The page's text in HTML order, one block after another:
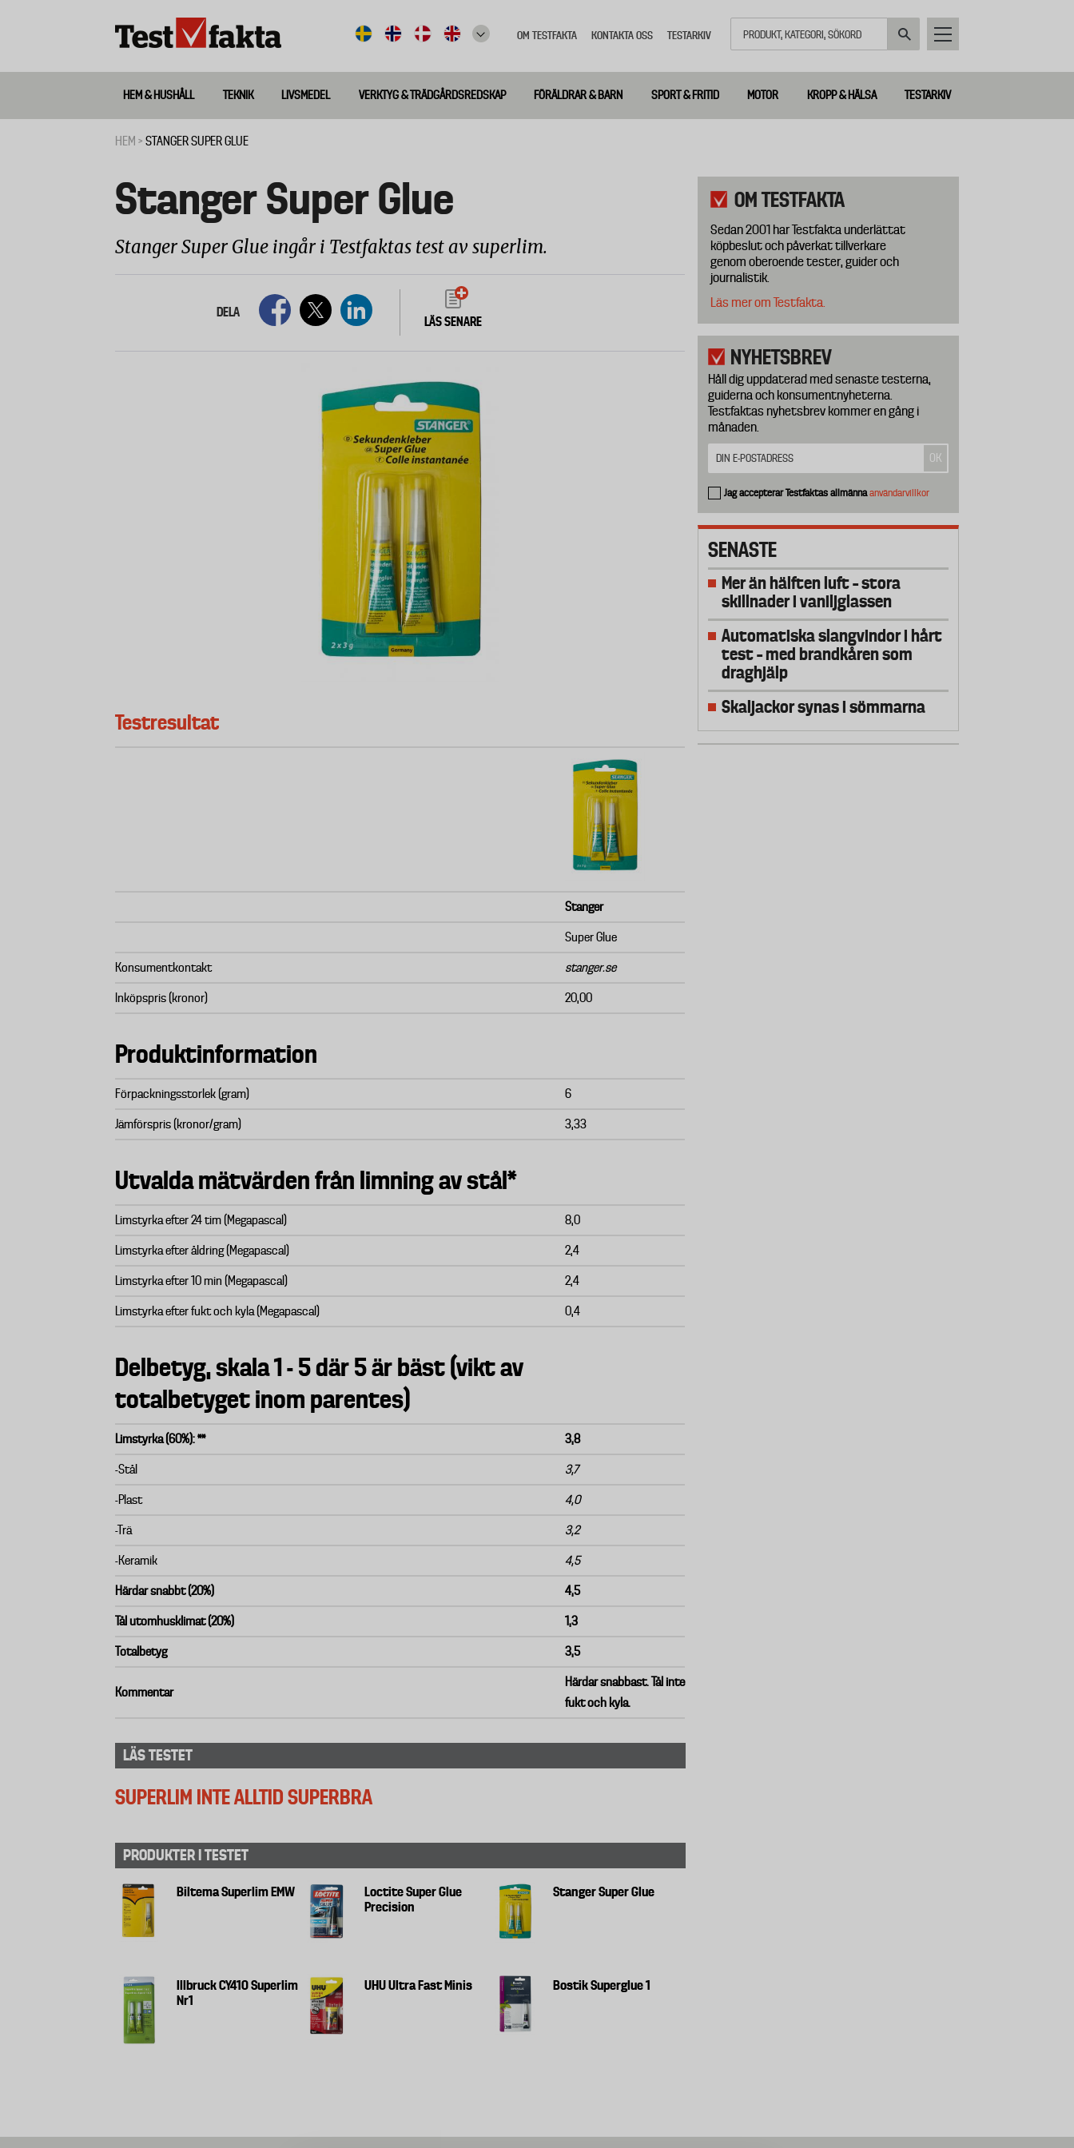
meny
OM TESTFAKTA KONTAKTA OSS TESTARKIV
Huvudmeny
ny
HEM & HUSHÅLL TEKNIK LIVSMEDEL VERKTYG & TRÄDGÅRDSREDSKAP FÖRÄLDRAR & BARN SPORT & FRITID MOTOR KROPP & HÄLSA TESTARKIV
HEM STANGER SUPER GLUE
Stanger Super Glue
Stanger Super Glue ingår i Testfaktas test av superlim.
DELA
LÄS SENARE
Testresultat
Stanger
Super Glue
Konsumentkontakt stanger.se
Inköpspris (kronor) 20,00
Produktinformation
Förpackningsstorlek (gram) 6
Jämförspris (kronor/gram) 3,33
Utvalda mätvärden från limning av stål*
Limstyrka efter 24 tim (Megapascal) 8,0
Limstyrka efter åldring (Megapascal) 2,4
Limstyrka efter 10 min (Megapascal) 2,4
Limstyrka efter fukt och kyla (Megapascal) 0,4
Delbetyg, skala 1 - 5 där 5 är bäst (vikt av
totalbetyget inom parentes)
Limstyrka (60%): ** 3,8
-Stål 3,7
-Plast 4,0
-Trä 3,2
-Keramik 4,5
Härdar snabbt (20%) 4,5
Tål utomhusklimat (20%) 1,3
Totalbetyg 3,5
Kommentar
Härdar snabbast. Tål inte
fukt och kyla.
LÄS TESTET
SUPERLIM INTE ALLTID SUPERBRA
PRODUKTER I TESTET
Biltema Superlim EMW
Loctite Super Glue
Precision
Stanger Super Glue
Illbruck CY410 Superlim
Nr1
UHU Ultra Fast Minis Bostik Superglue 1
OM TESTFAKTA
Sedan 2001 har Testfakta underlättat
köpbeslut och påverkat tillverkare
genom oberoende tester, guider och
journalistik.
Läs mer om Testfakta.
NYHETSBREV
Håll dig uppdaterad med senaste testerna,
guiderna och konsumentnyheterna.
Testfaktas nyhetsbrev kommer en gång i
månaden.
Jag accepterar Testfaktas allmännaanvändarvillkor
SENASTE
Mer än hälften luft – stora
skillnader i vaniljglassen
Automatiska slangvindor i hårt
test – med brandkåren som
draghjälp
Skaljackor synas i sömmarna